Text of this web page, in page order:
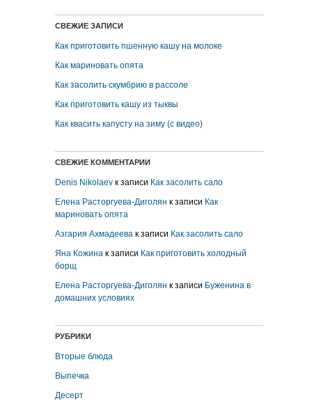
СВЕЖИЕ ЗАПИСИ
Как приготовить пшенную кашу на молоке
Как мариновать опята
Как засолить скумбрию в рассоле
Как приготовить кашу из тыквы
Как квасить капусту на зиму (с видео)
СВЕЖИЕ КОММЕНТАРИИ
Denis Nikolaev к записи Как засолить сало
Елена Расторгуева-Диголян к записи Как
мариновать опята
Азгария Ахмадеева к записи Как засолить сало
Яна Кожина к записи Как приготовить холодный
борщ
Елена Расторгуева-Диголян к записи Буженина в
домашних условиях
РУБРИКИ
Вторые блюда
Выпечка
Десерт